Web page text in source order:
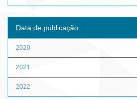
Data de publicação
2020
2021
2022